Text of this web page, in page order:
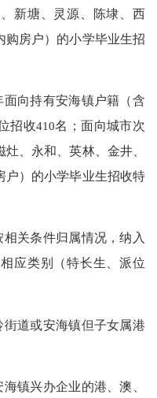
新塘、灵源、陈埭、西
购房户）的小学毕业生招
向持有安海镇户籍（含
招收410名；面向城市次
、永和、英林、金井、
户）的小学毕业生招收特
关条件归属情况，纳入
应类别（特长生、派位
道或安海镇但子女属港
镇兴办企业的港、澳、